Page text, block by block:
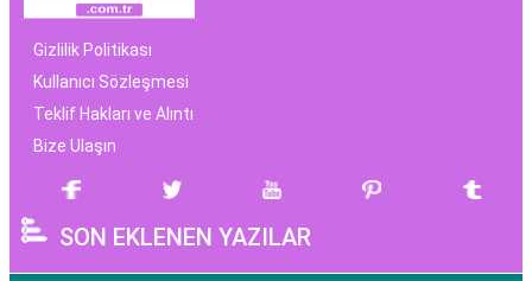
Gizlilik Politikası
Kullanıcı Sözleşmesi
Teklif Hakları ve Alıntı
Bize Ulaşın
SON EKLENEN YAZILAR